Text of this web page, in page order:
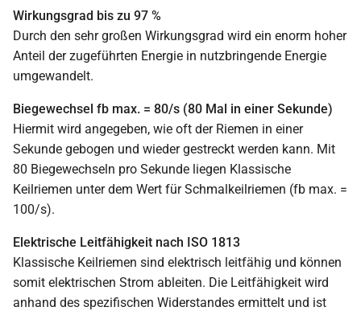
Wirkungsgrad bis zu 97 %
Durch den sehr großen Wirkungsgrad wird ein enorm hoher
Anteil der zugeführten Energie in nutzbringende Energie
umgewandelt.
Biegewechsel fb max. = 80/s (80 Mal in einer Sekunde)
Hiermit wird angegeben, wie oft der Riemen in einer
Sekunde gebogen und wieder gestreckt werden kann. Mit
80 Biegewechseln pro Sekunde liegen Klassische
Keilriemen unter dem Wert für Schmalkeilriemen (fb max. =
100/s).
Elektrische Leitfähigkeit nach ISO 1813
Klassische Keilriemen sind elektrisch leitfähig und können
somit elektrischen Strom ableiten. Die Leitfähigkeit wird
anhand des spezifischen Widerstandes ermittelt und ist